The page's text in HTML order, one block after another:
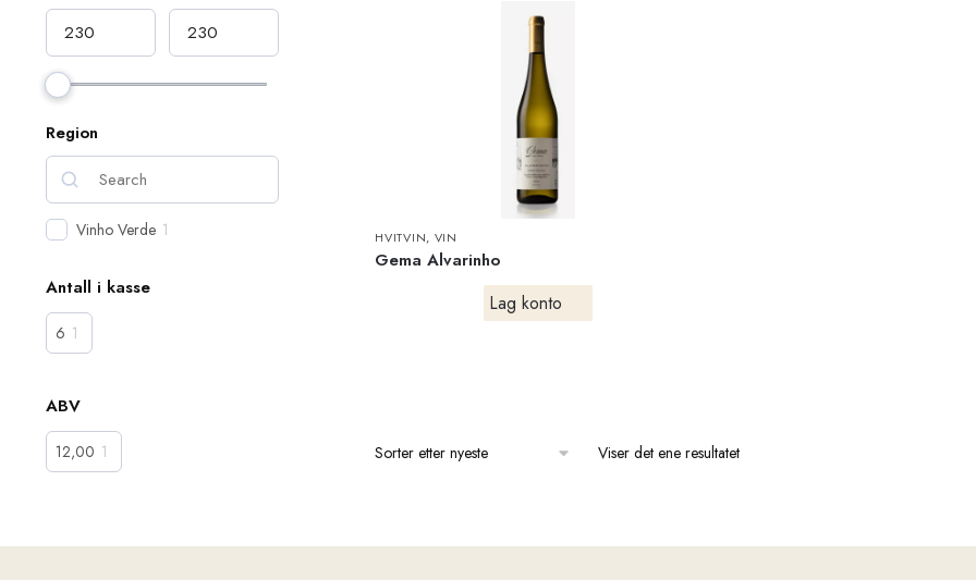
HVITVIN, VIN
Gema Alvarinho
Lag konto
Viser det ene resultatet
Region
Vinho Verde 1
Antall i kasse
6 1
ABV
12,00 1